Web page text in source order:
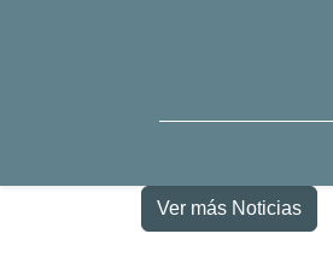
Ver más Noticias